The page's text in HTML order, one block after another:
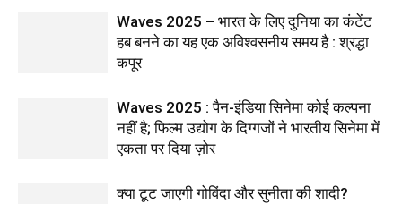
Waves 2025 – भारत के लिए दुनिया का कंटेंट
हब बनने का यह एक अविश्वसनीय समय है : श्रद्धा
कपूर
Waves 2025 : पैन-इंडिया सिनेमा कोई कल्पना
नहीं है; फिल्म उद्योग के दिग्गजों ने भारतीय सिनेमा में
एकता पर दिया ज़ोर
क्या टूट जाएगी गोविंदा और सुनीता की शादी?